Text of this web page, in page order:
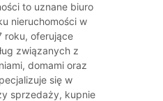
to uznane biuro
nieruchomości w
roku, oferujące
związanych z
domami oraz
się w
sprzedaży, kupnie